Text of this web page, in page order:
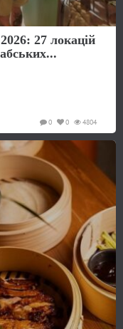
27 локацій
4804
0
0